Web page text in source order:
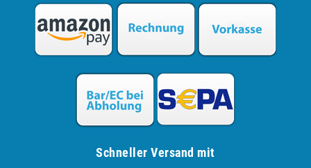
Schneller Versand mit